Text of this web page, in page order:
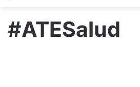
#ATESalud